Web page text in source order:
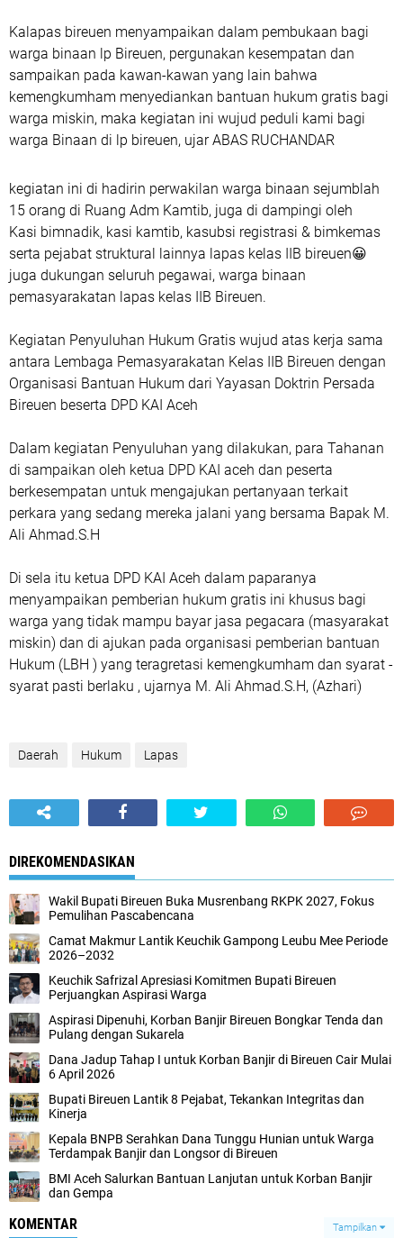
Kalapas bireuen menyampaikan dalam pembukaan bagi
warga binaan lp Bireuen, pergunakan kesempatan dan
sampaikan pada kawan-kawan yang lain bahwa
kemengkumham menyediankan bantuan hukum gratis bagi
warga miskin, maka kegiatan ini wujud peduli kami bagi
warga Binaan di lp bireuen, ujar ABAS RUCHANDAR
kegiatan ini di hadirin perwakilan warga binaan sejumblah
15 orang di Ruang Adm Kamtib, juga di dampingi oleh
Kasi bimnadik, kasi kamtib, kasubsi registrasi & bimkemas
serta pejabat struktural lainnya lapas kelas IIB bireuen😀
juga dukungan seluruh pegawai, warga binaan
pemasyarakatan lapas kelas IIB Bireuen.
Kegiatan Penyuluhan Hukum Gratis wujud atas kerja sama
antara Lembaga Pemasyarakatan Kelas IIB Bireuen dengan
Organisasi Bantuan Hukum dari Yayasan Doktrin Persada
Bireuen beserta DPD KAI Aceh
Dalam kegiatan Penyuluhan yang dilakukan, para Tahanan
di sampaikan oleh ketua DPD KAI aceh dan peserta
berkesempatan untuk mengajukan pertanyaan terkait
perkara yang sedang mereka jalani yang bersama Bapak M.
Ali Ahmad.S.H
Di sela itu ketua DPD KAI Aceh dalam paparanya
menyampaikan pemberian hukum gratis ini khusus bagi
warga yang tidak mampu bayar jasa pegacara (masyarakat
miskin) dan di ajukan pada organisasi pemberian bantuan
Hukum (LBH ) yang teragretasi kemengkumham dan syarat -
syarat pasti berlaku , ujarnya M. Ali Ahmad.S.H, (Azhari)
Daerah Hukum Lapas
DIREKOMENDASIKAN
Wakil Bupati Bireuen Buka Musrenbang RKPK 2027, Fokus
Pemulihan Pascabencana
Camat Makmur Lantik Keuchik Gampong Leubu Mee Periode
2026–2032
Keuchik Safrizal Apresiasi Komitmen Bupati Bireuen
Perjuangkan Aspirasi Warga
Aspirasi Dipenuhi, Korban Banjir Bireuen Bongkar Tenda dan
Pulang dengan Sukarela
Dana Jadup Tahap I untuk Korban Banjir di Bireuen Cair Mulai
6 April 2026
Bupati Bireuen Lantik 8 Pejabat, Tekankan Integritas dan
Kinerja
Kepala BNPB Serahkan Dana Tunggu Hunian untuk Warga
Terdampak Banjir dan Longsor di Bireuen
BMI Aceh Salurkan Bantuan Lanjutan untuk Korban Banjir
dan Gempa
KOMENTAR Tampilkan